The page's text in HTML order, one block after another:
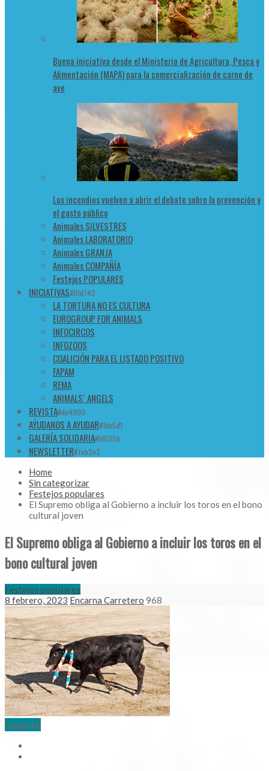
Buena iniciativa desde el Ministerio de Agricultura, Pesca y
Alimentación (MAPA) para la comercialización de carne de
ave
Los incendios vuelven a abrir el debate sobre la prevención y
el gasto público
Animales SILVESTRES
Animales LABORATORIO
Animales GRANJA
Animales COMPAÑÍA
Festejos POPULARES
INICIATIVAS#81d742
LA TORTURA NO ES CULTURA
EUROGROUP FOR ANIMALS
INFOCIRCOS
INFOZOOS
COALICIÓN PARA EL LISTADO POSITIVO
FAPAM
REMA
ANIMALS´ ANGELS
REVISTA#de4900
AÝUDANOS A AYUDAR#1bb5d1
GALERÍA SOLIDARIA#bf035b
NEWSLETTER#7eb2e2
Home
Sin categorizar
Festejos populares
El Supremo obliga al Gobierno a incluir los toros en el bono
cultural joven
El Supremo obliga al Gobierno a incluir los toros en el
bono cultural joven
Festejos populares
8 febrero, 2023 Encarna Carretero 968
Comparte!